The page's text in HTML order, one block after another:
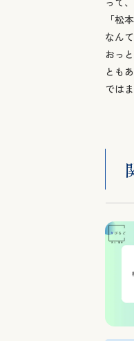
「松
なん
おっ
とも
ではま